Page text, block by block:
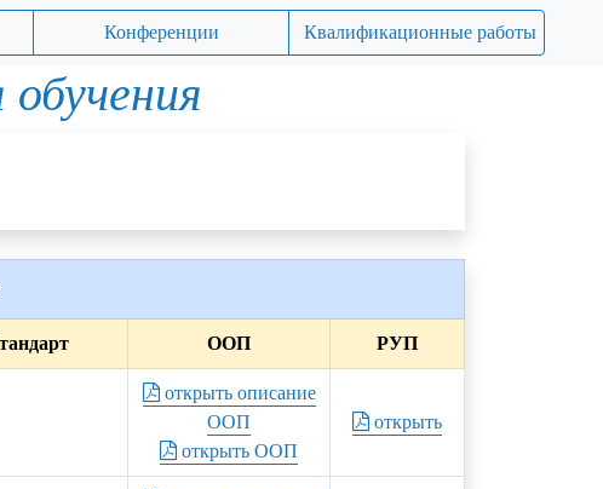
Конференции Квалификационные работы
ООП РУП
открыть описание
ООП
открыть ООП
открыть